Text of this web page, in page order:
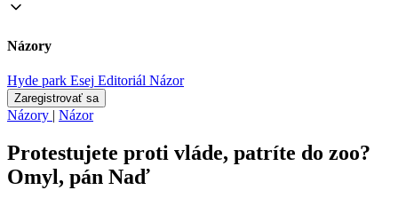
Názory
Hyde park Esej Editoriál Názor
Zaregistrovať sa
Názory | Názor
Protestujete proti vláde, patríte do zoo?
Omyl, pán Naď